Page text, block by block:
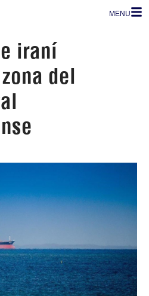
MENU
iraní
del